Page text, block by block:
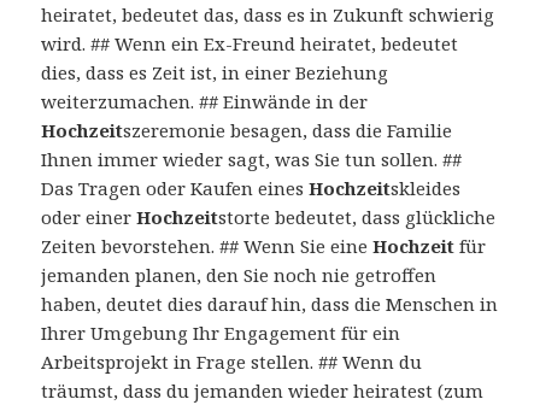
heiratet, bedeutet das, dass es in Zukunft schwierig
wird. ## Wenn ein Ex-Freund heiratet, bedeutet
dies, dass es Zeit ist, in einer Beziehung
weiterzumachen. ## Einwände in der
Hochzeitszeremonie besagen, dass die Familie
Ihnen immer wieder sagt, was Sie tun sollen. ##
Das Tragen oder Kaufen einesHochzeitskleides
oder einerHochzeitstorte bedeutet, dass glückliche
Zeiten bevorstehen. ## Wenn Sie eineHochzeit für
jemanden planen, den Sie noch nie getroffen
haben, deutet dies darauf hin, dass die Menschen in
Ihrer Umgebung Ihr Engagement für ein
Arbeitsprojekt in Frage stellen. ## Wenn du
träumst, dass du jemanden wieder heiratest (zum